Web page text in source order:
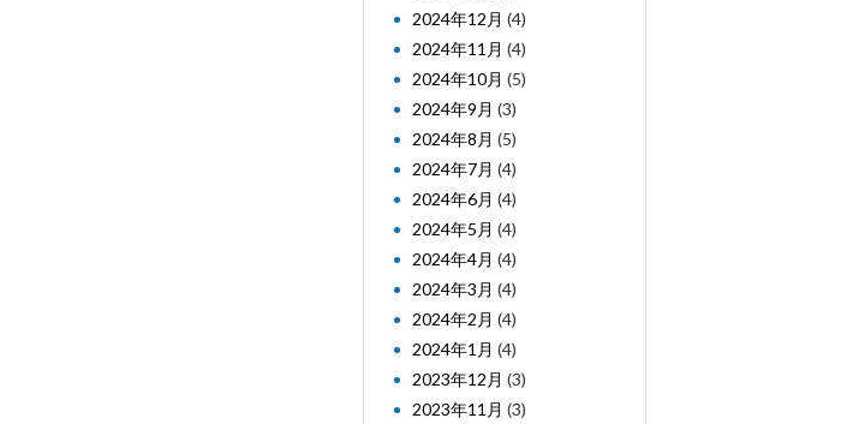
2024年12月 (4)
2024年11月 (4)
2024年10月 (5)
2024年9月 (3)
2024年8月 (5)
2024年7月 (4)
2024年6月 (4)
2024年5月 (4)
2024年4月 (4)
2024年3月 (4)
2024年2月 (4)
2024年1月 (4)
2023年12月 (3)
2023年11月 (3)